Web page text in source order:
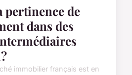
pertinence de
dans des
immobilier français est en